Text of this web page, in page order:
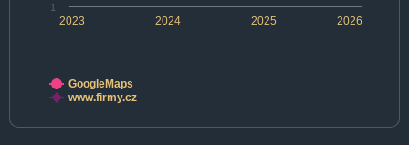
2024 2026
2023 2025
1
GoogleMaps
www.firmy.cz